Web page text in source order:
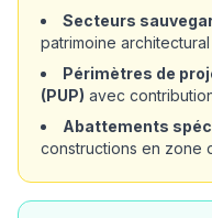
Secteurs
patrimoine architectural
Périmètres de
(PUP) avec
Abattements
constructions en zone